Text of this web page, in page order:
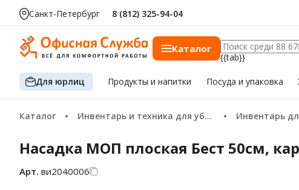
Санкт-Петербург 8 (812) 325-94-04
Каталог
{{tab}}
Для юрлиц Продуктыи напитки Посуда и упаковка
Каталог Инвентарь и техника для уборки Инвентарь
Насадка МОП плоская Бест 50см,
Арт. ви2040006